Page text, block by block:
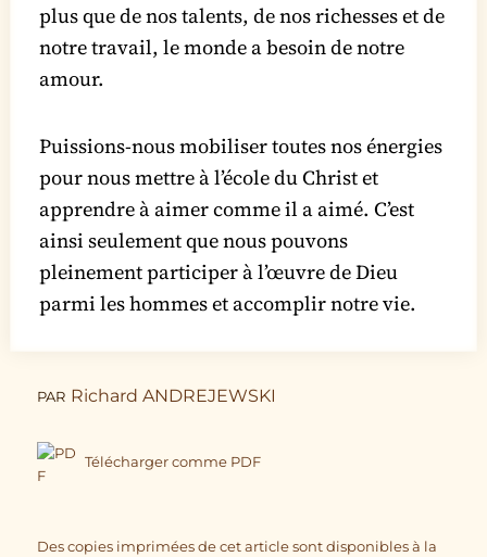
plus que de nos talents, de nos richesses et de
notre travail, le monde a besoin de notre
amour.
Puissions-nous mobiliser toutes nos énergies
pour nous mettre à l’école du Christ et
apprendre à aimer comme il a aimé. C’est
ainsi seulement que nous pouvons
pleinement participer à l’œuvre de Dieu
parmi les hommes et accomplir notre vie.
PAR Richard ANDREJEWSKI
Télécharger comme PDF
Des copies imprimées de cet article sont disponibles à la